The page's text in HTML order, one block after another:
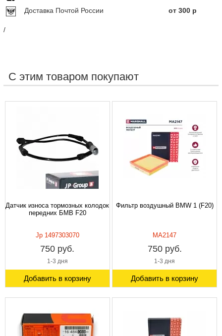
Доставка Почтой России
от 300 р
/
С этим товаром покупают
Датчик износа тормозных колодок
передних БМВ F20
Jp 1497303070
750 руб.
1-3 дня
Добавить в корзину
Фильтр воздушный BMW 1 (F20)
MA2147
750 руб.
1-3 дня
Добавить в корзину